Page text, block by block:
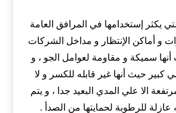
يكثر إستخدامها في المرافق العامة
و أماكن الإنتظار و مداخل الشركات
سميكة و مقاومة لعوامل الجو ، و
كبير حيث أنها غير قابله للكسر و لا
الا علي المدي البعيد جدا ، و يتم
عازلة للرطوبة لحمايتها من الصدأ .